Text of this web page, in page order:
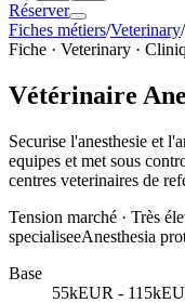
Réserver
Fiches métiers/Veterinary/
Fiche · Veterinary ·
Vétérinaire
Securise l'anesthesie et
equipes et met sous
centres veterinaires de
Tension marché · Très
specialiseeAnesthesia
Base
55kEUR -